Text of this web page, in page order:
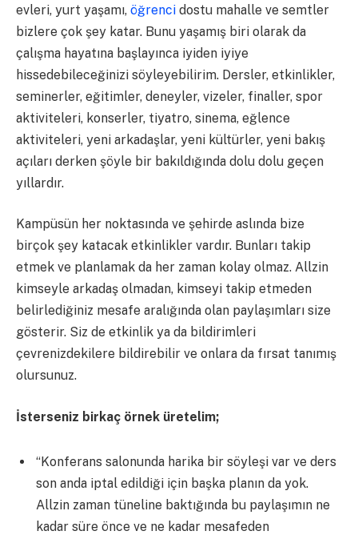
evleri, yurt yaşamı, öğrenci dostu mahalle ve semtler
bizlere çok şey katar. Bunu yaşamış biri olarak da
çalışma hayatına başlayınca iyiden iyiye
hissedebileceğinizi söyleyebilirim. Dersler, etkinlikler,
seminerler, eğitimler, deneyler, vizeler, finaller, spor
aktiviteleri, konserler, tiyatro, sinema, eğlence
aktiviteleri, yeni arkadaşlar, yeni kültürler, yeni bakış
açıları derken şöyle bir bakıldığında dolu dolu geçen
yıllardır.
Kampüsün her noktasında ve şehirde aslında bize
birçok şey katacak etkinlikler vardır. Bunları takip
etmek ve planlamak da her zaman kolay olmaz. Allzin
kimseyle arkadaş olmadan, kimseyi takip etmeden
belirlediğiniz mesafe aralığında olan paylaşımları size
gösterir. Siz de etkinlik ya da bildirimleri
çevrenizdekilere bildirebilir ve onlara da fırsat tanımış
olursunuz.
İsterseniz birkaç örnek üretelim;
“Konferans salonunda harika bir söyleşi var ve ders
son anda iptal edildiği için başka planın da yok.
Allzin zaman tüneline baktığında bu paylaşımın ne
kadar süre önce ve ne kadar mesafeden